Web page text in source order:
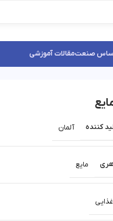
صنعتمقالات آموزشی
کننده آلمان
مایع
غذایی